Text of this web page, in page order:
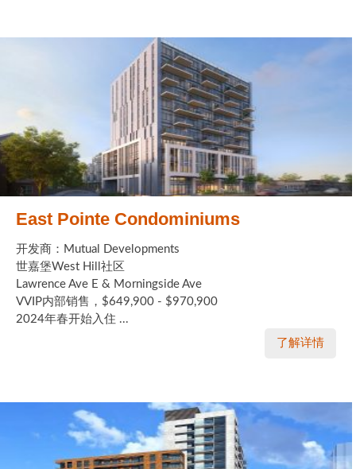
East Pointe Condominiums
开发商：Mutual Developments
世嘉堡West Hill社区
Lawrence Ave E & Morningside Ave
VVIP内部销售，$649,900 - $970,900
2024年春开始入住 ...
了解详情